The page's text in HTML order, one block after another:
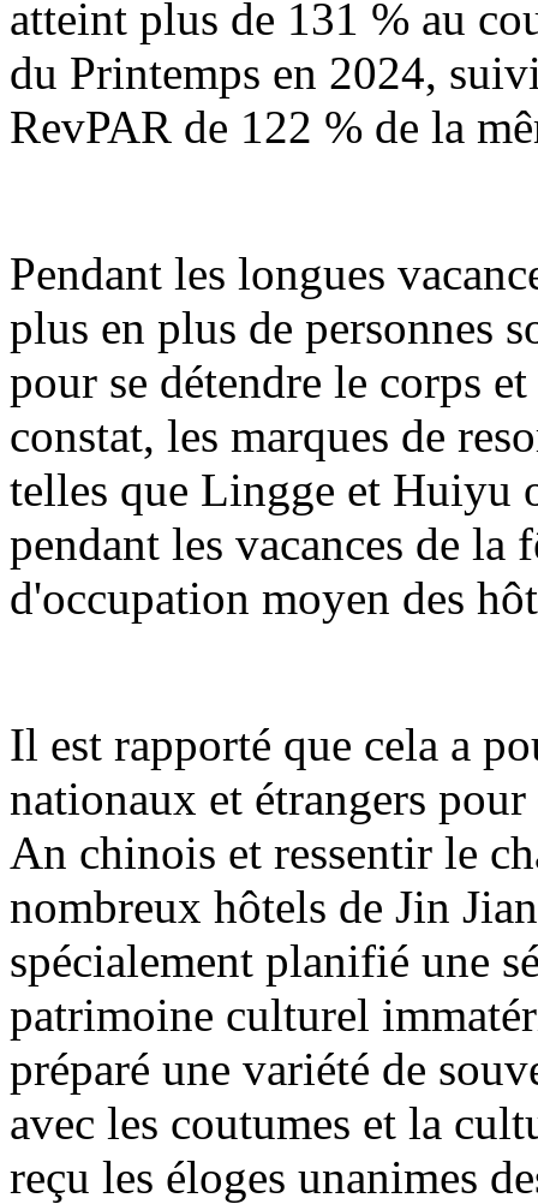
atteint plus de 131 % au
du Printemps en 2024,
RevPAR de 122 % de la
Pendant les longues
plus en plus de personnes
pour se détendre le corps
constat, les marques de
telles que Lingge et Huiyu
pendant les vacances de la
d'occupation moyen des
Il est rapporté que cela a
nationaux et étrangers
An chinois et ressentir le
nombreux hôtels de Jin
spécialement planifié une
patrimoine culturel
préparé une variété de
avec les coutumes et la
reçu les éloges unanimes